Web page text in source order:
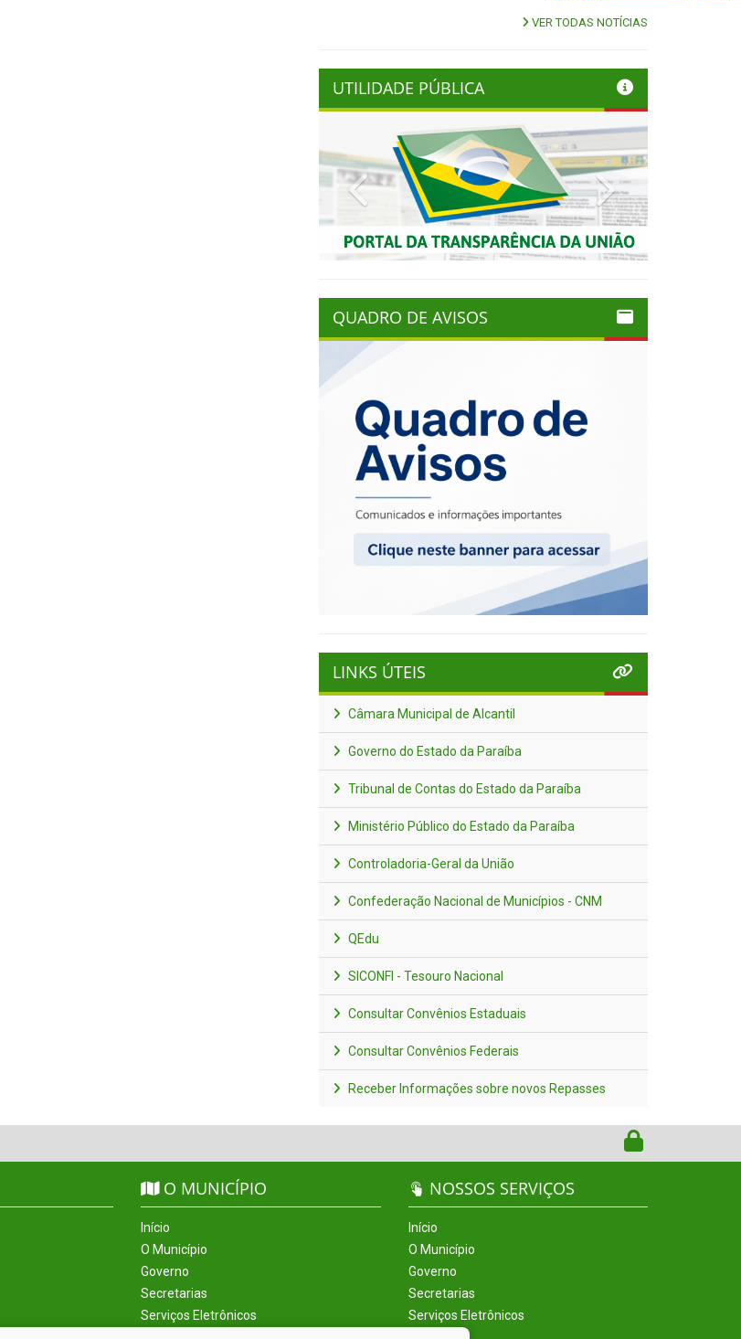
VER TODAS NOTÍCIAS
UTILIDADE PÚBLICA
Previous Next
QUADRO DE AVISOS
LINKS ÚTEIS
Câmara Municipal de Alcantil
Governo do Estado da Paraíba
Tribunal de Contas do Estado da Paraíba
Ministério Público do Estado da Paraíba
Controladoria-Geral da União
Confederação Nacional de Municípios - CNM
QEdu
SICONFI - Tesouro Nacional
Consultar Convênios Estaduais
Consultar Convênios Federais
Receber Informações sobre novos Repasses
O MUNICÍPIO
Início
O Município
Governo
Secretarias
Serviços Eletrônicos
NOSSOS SERVIÇOS
Início
O Município
Governo
Secretarias
Serviços Eletrônicos